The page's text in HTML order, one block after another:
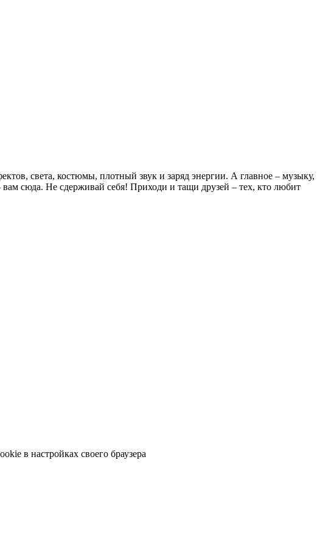
света, костюмы, плотный звук и заряд энергии. А главное – музыку,
вам сюда. Не сдерживай себя! Приходи и тащи друзей – тех, кто любит
в настройках своего браузера